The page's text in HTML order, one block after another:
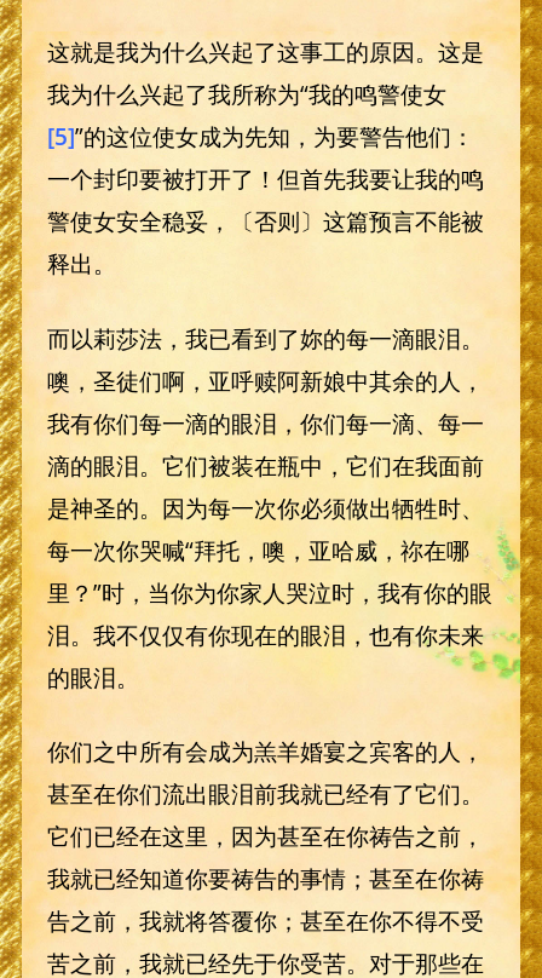
这就是我为什么兴起了这事工的原因。这是
我为什么兴起了我所称为“我的鸣警使女
[5]”的这位使女成为先知，为要警告他们：
一个封印要被打开了！但首先我要让我的鸣
警使女安全稳妥，〔否则〕这篇预言不能被
释出。
而以莉莎法，我已看到了妳的每一滴眼泪。
噢，圣徒们啊，亚呼赎阿新娘中其余的人，
我有你们每一滴的眼泪，你们每一滴、每一
滴的眼泪。它们被装在瓶中，它们在我面前
是神圣的。因为每一次你必须做出牺牲时、
每一次你哭喊“拜托，噢，亚哈威，祢在哪
里？”时，当你为你家人哭泣时，我有你的眼
泪。我不仅仅有你现在的眼泪，也有你未来
的眼泪。
你们之中所有会成为羔羊婚宴之宾客的人，
甚至在你们流出眼泪前我就已经有了它们。
它们已经在这里，因为甚至在你祷告之前，
我就已经知道你要祷告的事情；甚至在你祷
告之前，我就将答覆你；甚至在你不得不受
苦之前，我就已经先于你受苦。对于那些在